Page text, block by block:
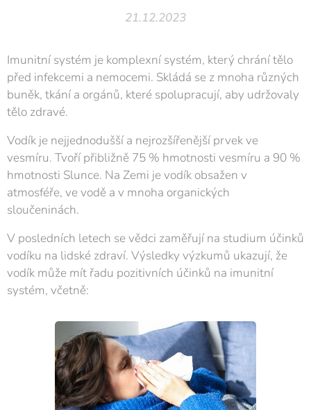
21.12.2023
Imunitní systém je komplexní systém, který chrání tělo
před infekcemi a nemocemi. Skládá se z mnoha různých
buněk, tkání a orgánů, které spolupracují, aby udržovaly
tělo zdravé.
Vodík je nejjednodušší a nejrozšířenější prvek ve
vesmíru. Tvoří přibližně 75 % hmotnosti vesmíru a 90 %
hmotnosti Slunce. Na Zemi je vodík obsažen v
atmosféře, ve vodě a v mnoha organických
sloučeninách.
V posledních letech se vědci zaměřují na studium účinků
vodíku na lidské zdraví. Výsledky výzkumů ukazují, že
vodík může mít řadu pozitivních účinků na imunitní
systém, včetně: